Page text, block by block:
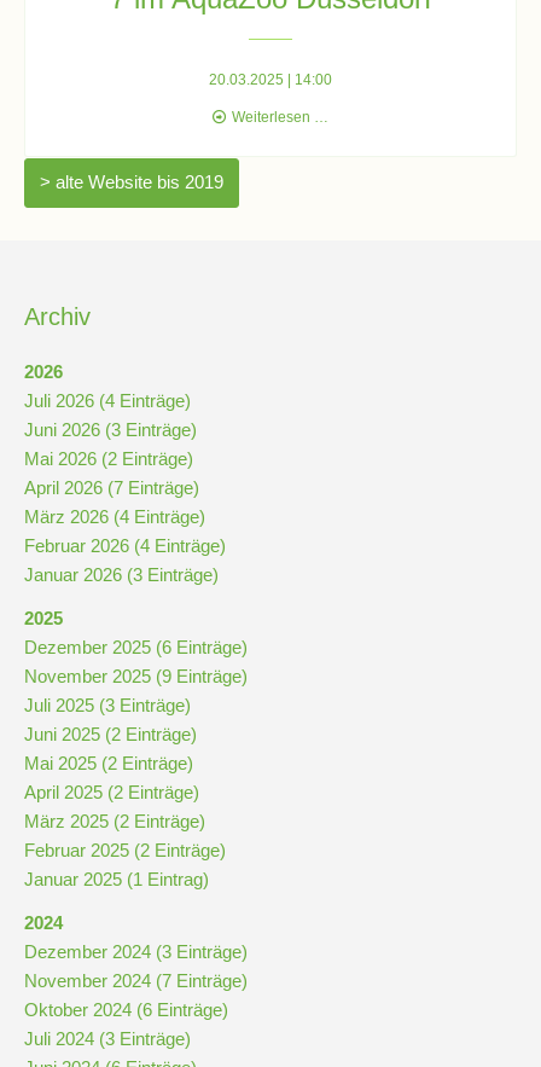
Raum-
Prinzip
Hausaufgabenbetreuung
Digitalisierung
Streitschlichtung
Seiteneinsteiger
Methodentraining
Bewegte
Schulsanitätsdienst
Unterricht
Vertretungsplan
20.03.2025 | 14:00
Weiterlesen …
> alte Website bis 2019
Archiv
2026
Juli 2026 (4 Einträge)
Juni 2026 (3 Einträge)
Mai 2026 (2 Einträge)
April 2026 (7 Einträge)
März 2026 (4 Einträge)
Februar 2026 (4 Einträge)
Januar 2026 (3 Einträge)
2025
Dezember 2025 (6 Einträge)
November 2025 (9 Einträge)
Juli 2025 (3 Einträge)
Juni 2025 (2 Einträge)
Mai 2025 (2 Einträge)
April 2025 (2 Einträge)
März 2025 (2 Einträge)
Februar 2025 (2 Einträge)
Januar 2025 (1 Eintrag)
2024
Dezember 2024 (3 Einträge)
November 2024 (7 Einträge)
Oktober 2024 (6 Einträge)
Juli 2024 (3 Einträge)